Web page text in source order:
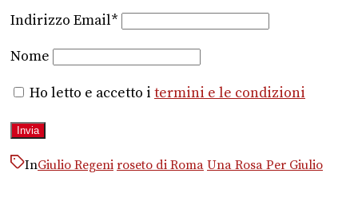
Indirizzo Email*
Nome
Ho letto e accetto i termini e le condizioni
InGiulio Regeni roseto di Roma Una Rosa Per Giulio